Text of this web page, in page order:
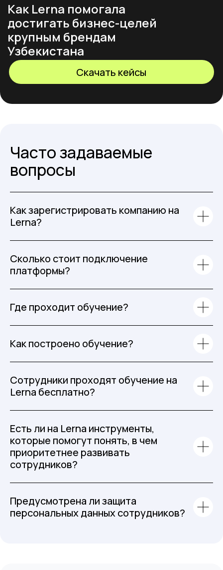
Как Lerna помогала
достигать бизнес-целей
крупным брендам
Узбекистана
Скачать кейсы
Часто задаваемые
вопросы
Как зарегистрировать компанию на
Lerna?
Сколько стоит подключение
платформы?
Где проходит обучение?
Как построено обучение?
Сотрудники проходят обучение на
Lerna бесплатно?
Есть ли на Lerna инструменты,
которые помогут понять, в чем
приоритетнее развивать
сотрудников?
Предусмотрена ли защита
персональных данных сотрудников?